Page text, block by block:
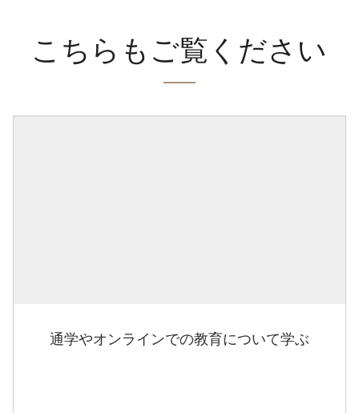
こちらもご覧ください
通学やオンラインでの教育について学ぶ